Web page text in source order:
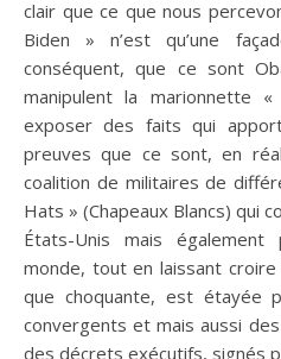
clair que ce que nous
Biden » n’est qu’une
conséquent, que ce sont
manipulent la marionnette
exposer des faits qui
preuves que ce sont, en
coalition de militaires de
Hats » (Chapeaux Blancs) qui
États-Unis mais
monde, tout en laissant
que choquante, est étayée
convergents et mais aussi
des décrets exécutifs, signés